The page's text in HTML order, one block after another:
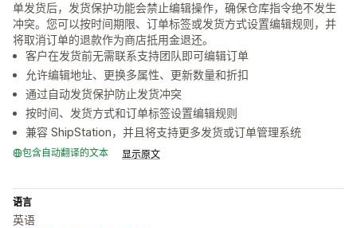
单发货后，发货保护功能会禁止编辑操作，确保仓库指令绝不发生
冲突。您可以按时间期限、订单标签或发货方式设置编辑规则，并
将取消订单的退款作为商店抵用金退还。
客户在发货前无需联系支持团队即可编辑订单
允许编辑地址、更换多属性、更新数量和折扣
通过自动发货保护防止发货冲突
按时间、发货方式和订单标签设置编辑规则
兼容 ShipStation，并且将支持更多发货或订单管理系统
包含自动翻译的文本 显示原文
语言
英语